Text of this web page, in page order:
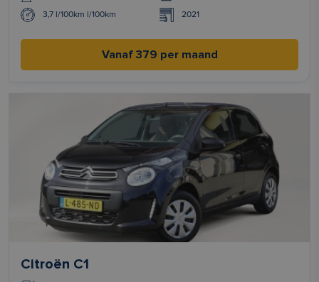
3,7 l/100km l/100km 2021
Vanaf 379 per maand
Citroën C1